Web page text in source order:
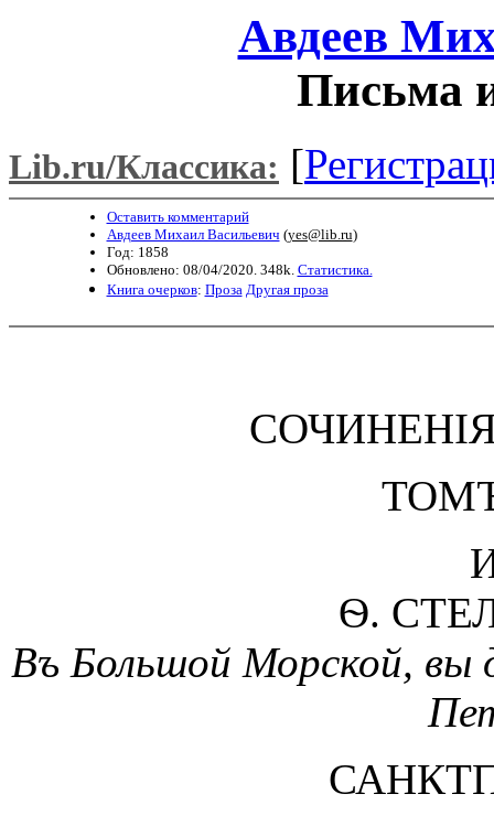
Авдеев
Письма
Lib.ru/Классика: [
Оставить комментарий
Авдеев Михаил Васильевич (yes@lib.ru)
Год: 1858
Обновлено: 08/04/2020. 348k. Статистика.
Книга очерков: Проза Другая проза
Ѳ.
Въ Большой Морской,